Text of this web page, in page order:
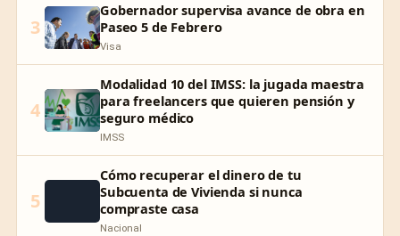
3
Gobernador supervisa avance de obra en
Paseo 5 de Febrero
Visa
4
Modalidad 10 del IMSS: la jugada maestra
para freelancers que quieren pensión y
seguro médico
IMSS
5
Cómo recuperar el dinero de tu
Subcuenta de Vivienda si nunca
compraste casa
Nacional